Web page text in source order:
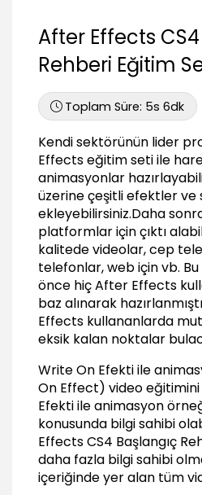
03:10
Birden fazla katmanla
(Layers)
02:58
Katmanları hizalama ve
Distribute Layers)
01:28
Animasyon Oluşturma
Animasyonu anlama ve
(Animation)
04:39
Merkez nokta değiştirme
Point)
02:37
Hareket animasyonu
03:03
Ön izleme Timeline
03:22
Döndürme animasyonu
01:23
Ölçekleme animasyonu
02:25
Kukla aracı animasyonu
After Effects
Rehberi Eğitim
Toplam Süre: 5s 6dk
Kendi sektörünün lider
Effects eğitim seti ile
animasyonlar
üzerine çeşitli efektler ve
ekleyebilirsiniz.Daha
platformlar için çıktı
kalitede videolar, cep
telefonlar, web için vb.
önce hiç After Effects
baz alınarak
Effects kullananlarda
eksik kalan noktalar
Write On Efekti ile
On Effect) video
Efekti ile animasyon
konusunda bilgi sahibi
Effects CS4 Başlangıç
daha fazla bilgi sahibi
içeriğinde yer alan tüm